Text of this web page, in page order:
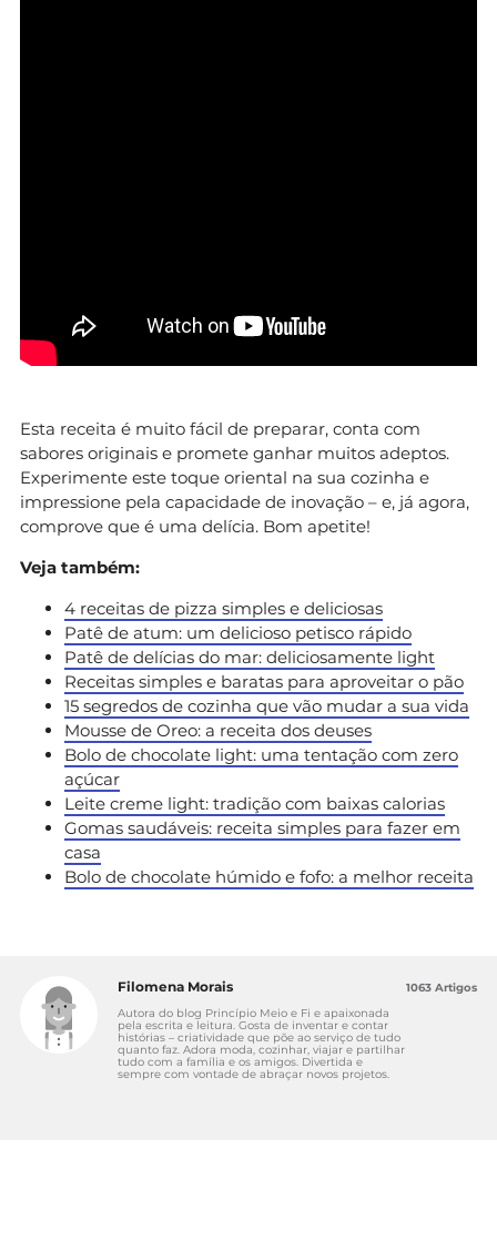
Esta receita é muito fácil de preparar, conta com
sabores originais e promete ganhar muitos adeptos.
Experimente este toque oriental na sua cozinha e
impressione pela capacidade de inovação – e, já agora,
comprove que é uma delícia. Bom apetite!
Veja também:
4 receitas de pizza simples e deliciosas
Patê de atum: um delicioso petisco rápido
Patê de delícias do mar: deliciosamente light
Receitas simples e baratas para aproveitar o pão
15 segredos de cozinha que vão mudar a sua vida
Mousse de Oreo: a receita dos deuses
Bolo de chocolate light: uma tentação com zero
açúcar
Leite creme light: tradição com baixas calorias
Gomas saudáveis: receita simples para fazer em
casa
Bolo de chocolate húmido e fofo: a melhor receita
Filomena Morais
Autora do blog Princípio Meio e Fi e apaixonada
pela escrita e leitura. Gosta de inventar e contar
histórias – criatividade que põe ao serviço de tudo
quanto faz. Adora moda, cozinhar, viajar e partilhar
tudo com a família e os amigos. Divertida e
sempre com vontade de abraçar novos projetos.
1063 Artigos